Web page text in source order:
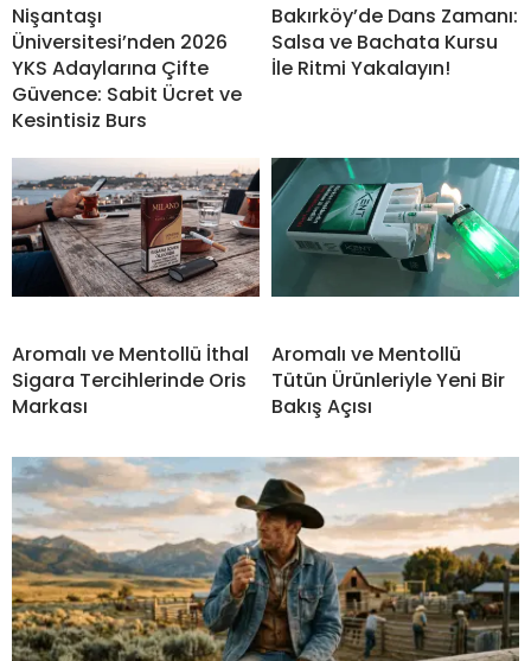
Nişantaşı
Üniversitesi’nden 2026
YKS Adaylarına Çifte
Güvence: Sabit Ücret ve
Kesintisiz Burs
Bakırköy’de Dans Zamanı:
Salsa ve Bachata Kursu
İle Ritmi Yakalayın!
Aromalı ve Mentollü İthal
Sigara Tercihlerinde Oris
Markası
Aromalı ve Mentollü
Tütün Ürünleriyle Yeni Bir
Bakış Açısı